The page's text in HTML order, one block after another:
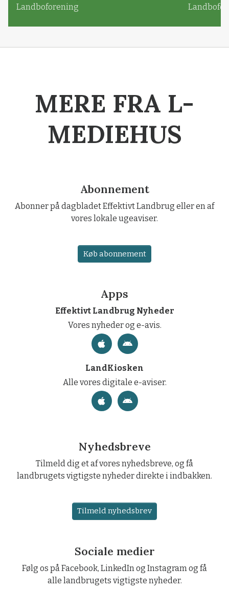
Landboforening
MERE FRA L-
MEDIEHUS
Abonnement
Abonner på dagbladet Effektivt Landbrug eller en af
vores lokale ugeaviser.
Køb abonnement
Apps
Effektivt Landbrug Nyheder
Vores nyheder og e-avis.
LandKiosken
Alle vores digitale e-aviser.
Nyhedsbreve
Tilmeld dig et af vores nyhedsbreve, og få
landbrugets vigtigste nyheder direkte i indbakken.
Tilmeld nyhedsbrev
Sociale medier
Følg os på Facebook, LinkedIn og Instagram og få
alle landbrugets vigtigste nyheder.